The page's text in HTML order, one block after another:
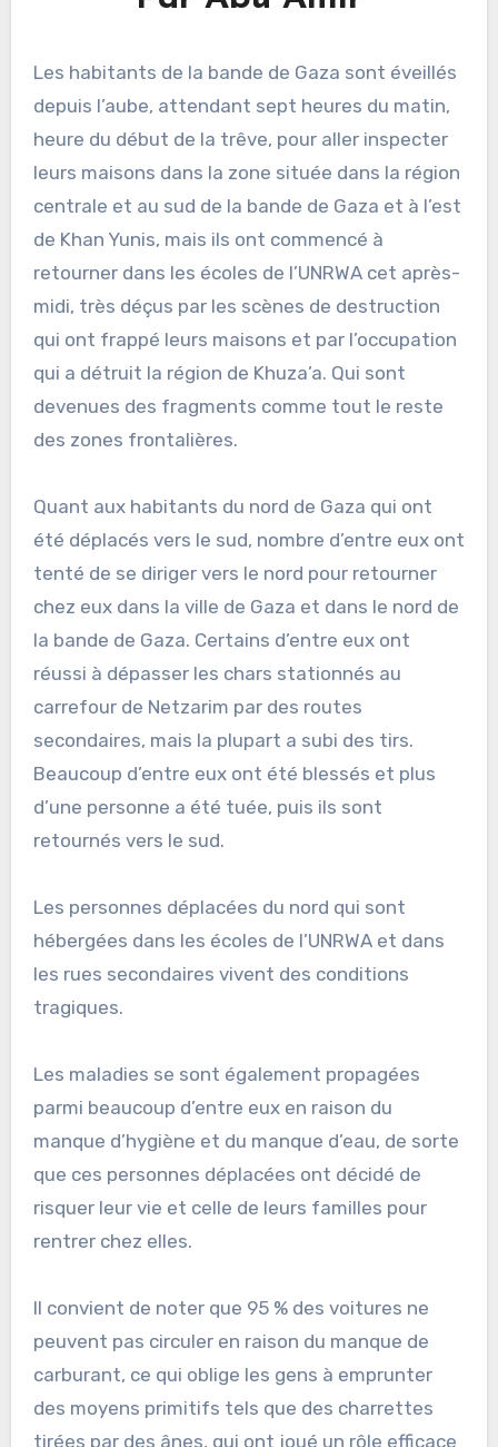
Les habitants de la bande de Gaza sont éveillés
depuis l’aube, attendant sept heures du matin,
heure du début de la trêve, pour aller inspecter
leurs maisons dans la zone située dans la région
centrale et au sud de la bande de Gaza et à l’est
de Khan Yunis, mais ils ont commencé à
retourner dans les écoles de l’UNRWA cet après-
midi, très déçus par les scènes de destruction
qui ont frappé leurs maisons et par l’occupation
qui a détruit la région de Khuza’a. Qui sont
devenues des fragments comme tout le reste
des zones frontalières.
Quant aux habitants du nord de Gaza qui ont
été déplacés vers le sud, nombre d’entre eux ont
tenté de se diriger vers le nord pour retourner
chez eux dans la ville de Gaza et dans le nord de
la bande de Gaza. Certains d’entre eux ont
réussi à dépasser les chars stationnés au
carrefour de Netzarim par des routes
secondaires, mais la plupart a subi des tirs.
Beaucoup d’entre eux ont été blessés et plus
d’une personne a été tuée, puis ils sont
retournés vers le sud.
Les personnes déplacées du nord qui sont
hébergées dans les écoles de l’UNRWA et dans
les rues secondaires vivent des conditions
tragiques.
Les maladies se sont également propagées
parmi beaucoup d’entre eux en raison du
manque d’hygiène et du manque d’eau, de sorte
que ces personnes déplacées ont décidé de
risquer leur vie et celle de leurs familles pour
rentrer chez elles.
Il convient de noter que 95 % des voitures ne
peuvent pas circuler en raison du manque de
carburant, ce qui oblige les gens à emprunter
des moyens primitifs tels que des charrettes
tirées par des ânes, qui ont joué un rôle efficace